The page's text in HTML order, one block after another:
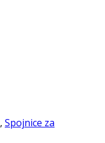
, Spojnice za